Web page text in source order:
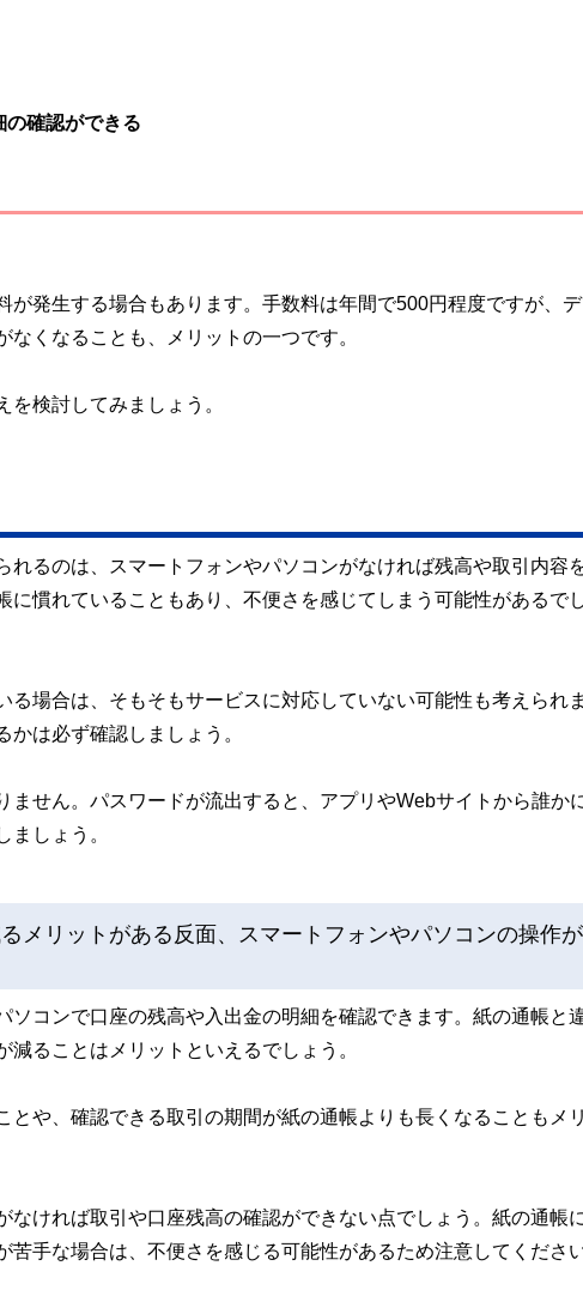
の確認ができる
が発生する場合もあります。手数料は年間で500円程度ですが、
くなることも、メリットの一つです。
を検討してみましょう。
れるのは、スマートフォンやパソコンがなければ残高や取引内容
に慣れていることもあり、不便さを感じてしまう可能性があるで
る場合は、そもそもサービスに対応していない可能性も考えられ
は必ず確認しましょう。
ません。パスワードが流出すると、アプリやWebサイトから誰か
ましょう。
メリットがある反面、スマートフォンやパソコンの操作
ソコンで口座の残高や入出金の明細を確認できます。紙の通帳と
ることはメリットといえるでしょう。
とや、確認できる取引の期間が紙の通帳よりも長くなることもメ
なければ取引や口座残高の確認ができない点でしょう。紙の通帳
手な場合は、不便さを感じる可能性があるため注意してくださ